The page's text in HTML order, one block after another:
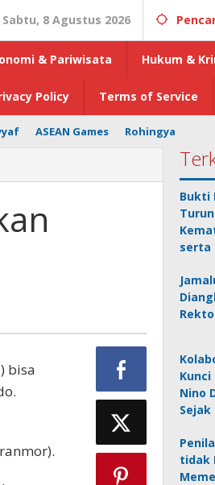
Sabtu, 8 Agustus 2026
& Pariwisata Hukum &
Policy Terms of Service
ASEAN Games Rohingya
bisa
Bukti
serta
Nino
tidak